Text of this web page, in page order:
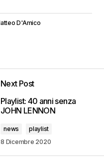
D'Amico
Next Post
Playlist: 40 anni senza
JOHN LENNON
news
playlist
8 Dicembre 2020